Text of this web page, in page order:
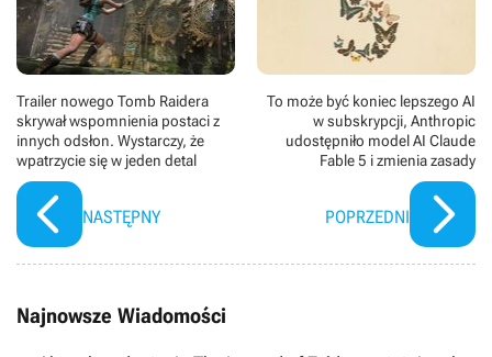
Trailer nowego Tomb Raidera
skrywał wspomnienia postaci z
innych odsłon. Wystarczy, że
wpatrzycie się w jeden detal
NASTĘPNY
To może być koniec lepszego AI
w subskrypcji, Anthropic
udostępniło model AI Claude
Fable 5 i zmienia zasady
POPRZEDNI
Najnowsze Wiadomości